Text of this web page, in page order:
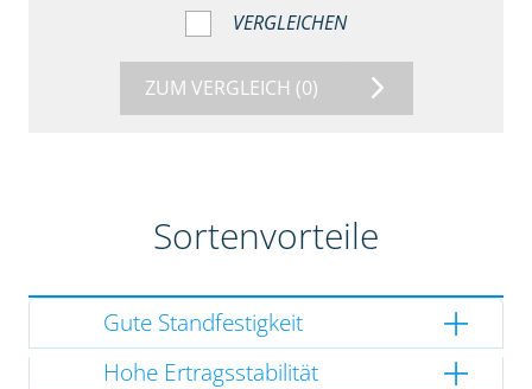
VERGLEICHEN
ZUM VERGLEICH (0)
Sortenvorteile
Gute Standfestigkeit
Hohe Ertragsstabilität